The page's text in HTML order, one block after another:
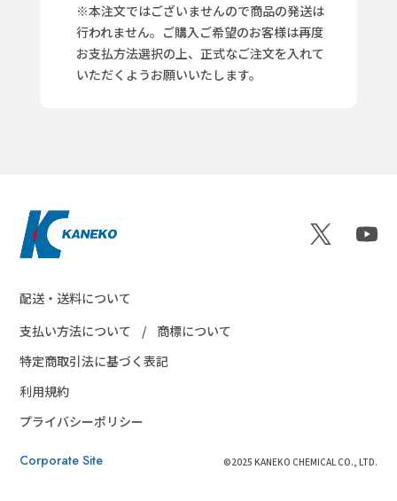
※本注文ではございませんので商品の発送は
行われません。ご購入ご希望のお客様は再度
お支払方法選択の上、正式なご注文を入れて
いただくようお願いいたします。
Corporate Site
配送・送料について
支払い方法について
商標について
特定商取引法に基づく表記
利用規約
プライバシーポリシー
©2025 KANEKO CHEMICAL CO., LTD.